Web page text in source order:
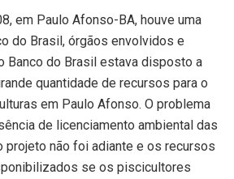
em Paulo Afonso-BA, houve uma
do Brasil, órgãos envolvidos e
Banco do Brasil estava disposto a
quantidade de recursos para o
em Paulo Afonso. O problema
de licenciamento ambiental das
projeto não foi adiante e os recursos
se os piscicultores